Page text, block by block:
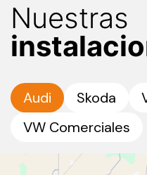
Nuestras
Audi Skoda
VW Comerciales